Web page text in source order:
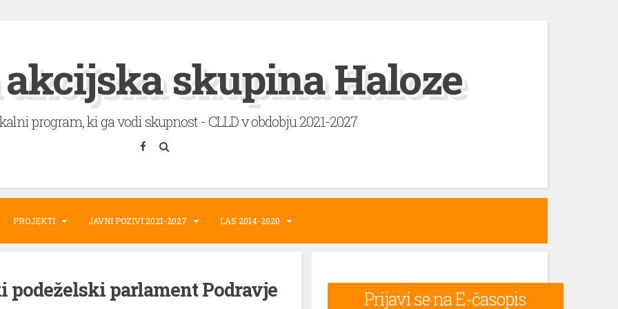
skupina Haloze
program, ki ga vodi skupnost - CLLD v obdobju 2021-2027
PROJEKTI JAVNI POZIVI 2021-2027 LAS 2014-2020
podeželski parlament Podravje Prijavi se na E-časopis